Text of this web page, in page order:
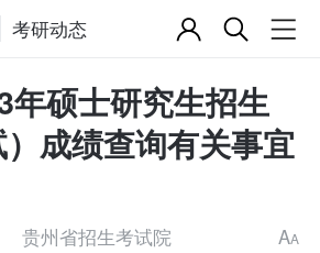
考研动态
年硕士研究生招生
成绩查询有关事宜
贵州省招生考试院 AA